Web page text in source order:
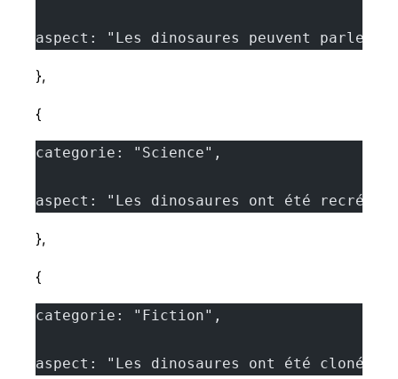
aspect: "Les dinosaures peuvent parler
},
{
categorie: "Science",
aspect: "Les dinosaures ont été
},
{
categorie: "Fiction",
aspect: "Les dinosaures ont été clonés